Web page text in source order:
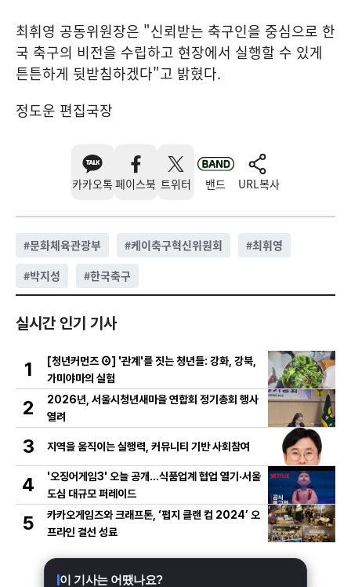
최휘영 공동위원장은 "신뢰받는 축구인을 중심으로 한
국 축구의 비전을 수립하고 현장에서 실행할 수 있게
튼튼하게 뒷받침하겠다"고 밝혔다.
정도운 편집국장
카카오톡 페이스북 트위터 밴드 URL복사
#문화체육관광부 #케이축구혁신위원회 #최휘영
#박지성 #한국축구
실시간 인기 기사
1
[청년커먼즈 ④] '관계'를 짓는 청년들: 강화, 강북,
가미야마의 실험
2
2026년, 서울시청년새마을 연합회 정기총회 행사
열려
3 지역을 움직이는 실행력, 커뮤니티 기반 사회참여
4
'오징어게임3' 오늘 공개…식품업계 협업 열기·서울
도심 대규모 퍼레이드
5
카카오게임즈와 크래프톤, ‘펍지 클랜 컵 2024’ 오
프라인 결선 성료
이 기사는 어땠나요?